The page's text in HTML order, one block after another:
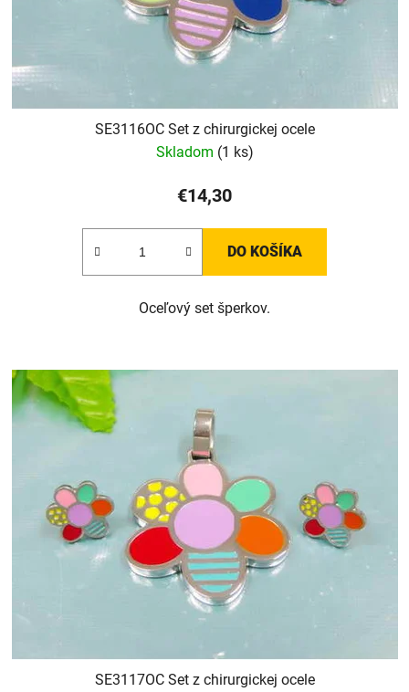
SE3116OC Set z chirurgickej ocele
Skladom (1 ks)
€14,30
DO KOŠÍKA
Oceľový set šperkov.
SE3117OC Set z chirurgickej ocele